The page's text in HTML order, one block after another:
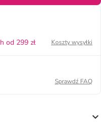
od 299 zł
Koszty wysyłki
Sprawdź FAQ